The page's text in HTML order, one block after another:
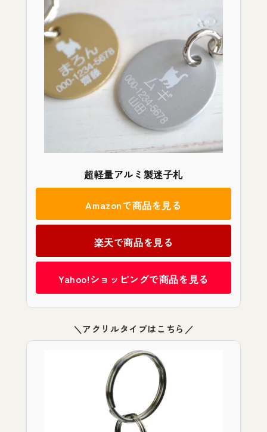
超軽量アルミ製迷子札
Amazonで商品を見る
楽天で商品を見る
Yahoo!ショッピングで商品を見る
＼アクリルタイプはこちら／